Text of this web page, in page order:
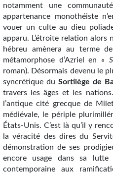
notamment une
appartenance monothéiste
vouer un culte au dieu
apparu. L’étroite relation
hébreu amènera au terme
métamorphose d’Azriel en «
roman). Désormais devenu le
syncrétique du Sortilège de
travers les âges et les
l’antique cité grecque de
médiévale, le périple
États-Unis. C’est là qu’il y
la véracité des dires du
démonstration de ses
encore usage dans sa
contemporaine aux